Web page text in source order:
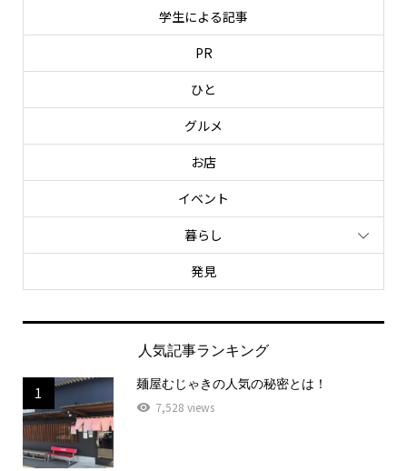
学生による記事
PR
ひと
グルメ
お店
イベント
暮らし
発見
人気記事ランキング
1
麺屋むじゃきの人気の秘密とは！
7,528 views